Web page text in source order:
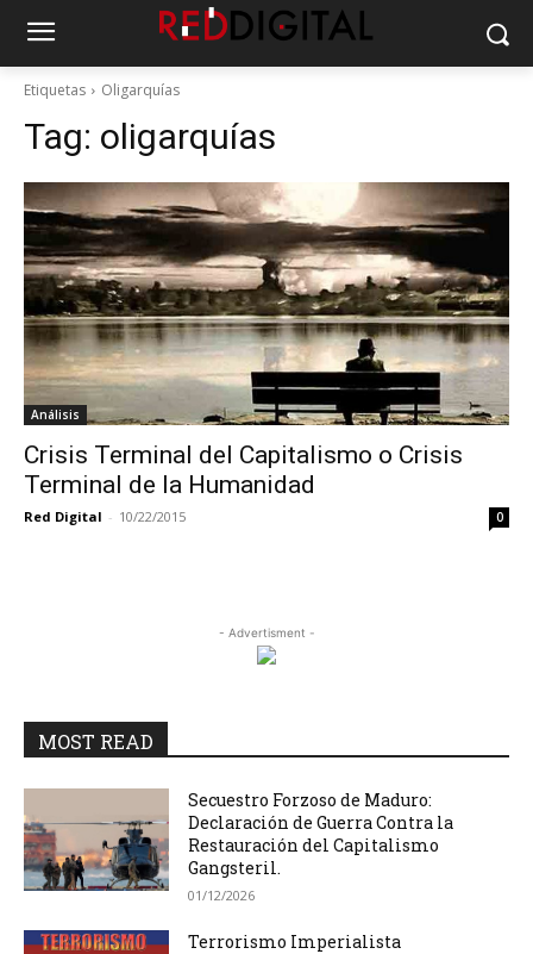
Etiquetas Oligarquías
Tag: oligarquías
Análisis
Crisis Terminal del Capitalismo o Crisis
Terminal de la Humanidad
Red Digital - 10/22/2015 0
- Advertisment -
MOST READ
Secuestro Forzoso de Maduro:
Declaración de Guerra Contra la
Restauración del Capitalismo
Gangsteril.
01/12/2026
Terrorismo Imperialista